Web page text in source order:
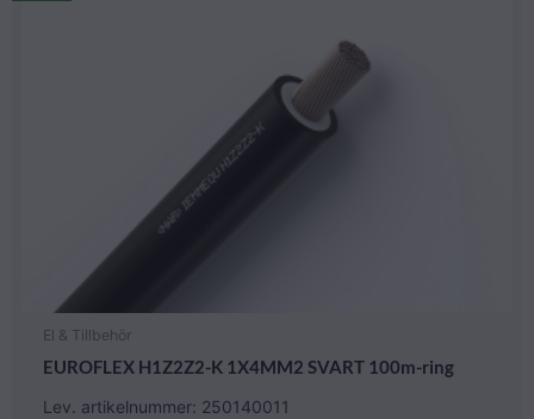
El & Tillbehör
EUROFLEX H1Z2Z2-K 1X4MM2 SVART 100m-ring
Lev. artikelnummer: 250140011